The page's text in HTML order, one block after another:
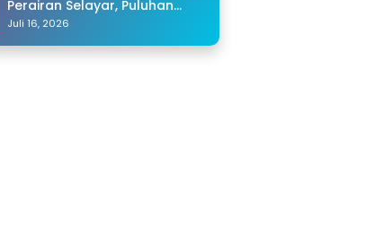
Perairan Selayar, Puluhan
Penumpang Masih Hilang
Juli 16, 2026